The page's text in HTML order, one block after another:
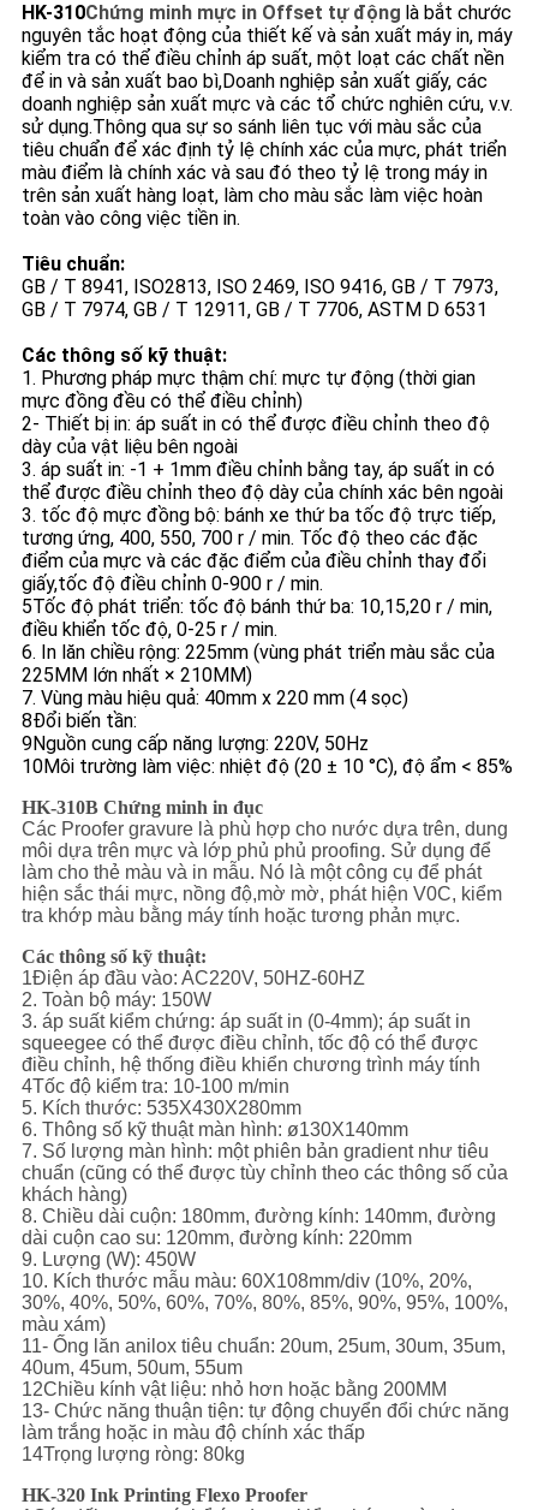
HK-310Chứng minh mực in Offset tự động là bắt chước
nguyên tắc hoạt động của thiết kế và sản xuất máy in, máy
kiểm tra có thể điều chỉnh áp suất, một loạt các chất nền
để in và sản xuất bao bì,Doanh nghiệp sản xuất giấy, các
doanh nghiệp sản xuất mực và các tổ chức nghiên cứu, v.v.
sử dụng.Thông qua sự so sánh liên tục với màu sắc của
tiêu chuẩn để xác định tỷ lệ chính xác của mực, phát triển
màu điểm là chính xác và sau đó theo tỷ lệ trong máy in
trên sản xuất hàng loạt, làm cho màu sắc làm việc hoàn
toàn vào công việc tiền in.
Tiêu chuẩn:
GB / T 8941, ISO2813, ISO 2469, ISO 9416, GB / T 7973,
GB / T 7974, GB / T 12911, GB / T 7706, ASTM D 6531
Các thông số kỹ thuật:
1. Phương pháp mực thậm chí: mực tự động (thời gian
mực đồng đều có thể điều chỉnh)
2- Thiết bị in: áp suất in có thể được điều chỉnh theo độ
dày của vật liệu bên ngoài
3. áp suất in: -1 + 1mm điều chỉnh bằng tay, áp suất in có
thể được điều chỉnh theo độ dày của chính xác bên ngoài
3. tốc độ mực đồng bộ: bánh xe thứ ba tốc độ trực tiếp,
tương ứng, 400, 550, 700 r / min. Tốc độ theo các đặc
điểm của mực và các đặc điểm của điều chỉnh thay đổi
giấy,tốc độ điều chỉnh 0-900 r / min.
5Tốc độ phát triển: tốc độ bánh thứ ba: 10,15,20 r / min,
điều khiển tốc độ, 0-25 r / min.
6. In lăn chiều rộng: 225mm (vùng phát triển màu sắc của
225MM lớn nhất × 210MM)
7. Vùng màu hiệu quả: 40mm x 220 mm (4 sọc)
8Đổi biến tần:
9Nguồn cung cấp năng lượng: 220V, 50Hz
10Môi trường làm việc: nhiệt độ (20 ± 10 °C), độ ẩm < 85%
HK-310B Chứng minh in đục
Các Proofer gravure là phù hợp cho nước dựa trên, dung
môi dựa trên mực và lớp phủ phủ proofing. Sử dụng để
làm cho thẻ màu và in mẫu. Nó là một công cụ để phát
hiện sắc thái mực, nồng độ,mờ mờ, phát hiện V0C, kiểm
tra khớp màu bằng máy tính hoặc tương phản mực.
Các thông số kỹ thuật:
1Điện áp đầu vào: AC220V, 50HZ-60HZ
2. Toàn bộ máy: 150W
3. áp suất kiểm chứng: áp suất in (0-4mm); áp suất in
squeegee có thể được điều chỉnh, tốc độ có thể được
điều chỉnh, hệ thống điều khiển chương trình máy tính
4Tốc độ kiểm tra: 10-100 m/min
5. Kích thước: 535X430X280mm
6. Thông số kỹ thuật màn hình: ø130X140mm
7. Số lượng màn hình: một phiên bản gradient như tiêu
chuẩn (cũng có thể được tùy chỉnh theo các thông số của
khách hàng)
8. Chiều dài cuộn: 180mm, đường kính: 140mm, đường
dài cuộn cao su: 120mm, đường kính: 220mm
9. Lượng (W): 450W
10. Kích thước mẫu màu: 60X108mm/div (10%, 20%,
30%, 40%, 50%, 60%, 70%, 80%, 85%, 90%, 95%, 100%,
màu xám)
11- Ống lăn anilox tiêu chuẩn: 20um, 25um, 30um, 35um,
40um, 45um, 50um, 55um
12Chiều kính vật liệu: nhỏ hơn hoặc bằng 200MM
13- Chức năng thuận tiện: tự động chuyển đổi chức năng
làm trắng hoặc in màu độ chính xác thấp
14Trọng lượng ròng: 80kg
HK-320 Ink Printing Flexo Proofer